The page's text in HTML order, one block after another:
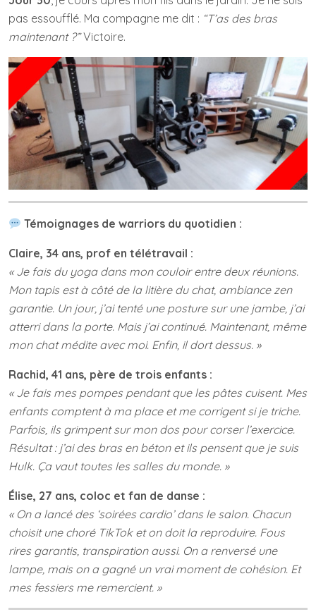
pas essoufflé. Ma compagne me dit : “T’as des bras
maintenant ?”Victoire.
Témoignages de warriors du quotidien :
Claire, 34 ans, prof en télétravail :
« Je fais du yoga dans mon couloir entre deux réunions.
Mon tapis est à côté de la litière du chat, ambiance zen
garantie. Un jour, j’ai tenté une posture sur une jambe, j’ai
atterri dans la porte. Mais j’ai continué. Maintenant, même
mon chat médite avec moi. Enfin, il dort dessus. »
Rachid, 41 ans, père de trois enfants :
« Je fais mes pompes pendant que les pâtes cuisent. Mes
enfants comptent à ma place et me corrigent si je triche.
Parfois, ils grimpent sur mon dos pour corser l’exercice.
Résultat : j’ai des bras en béton et ils pensent que je suis
Hulk. Ça vaut toutes les salles du monde. »
Élise, 27 ans, coloc et fan de danse :
« On a lancé des ‘soirées cardio’ dans le salon. Chacun
choisit une choré TikTok et on doit la reproduire. Fous
rires garantis, transpiration aussi. On a renversé une
lampe, mais on a gagné un vrai moment de cohésion. Et
mes fessiers me remercient. »